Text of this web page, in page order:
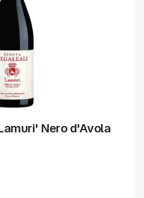
Nero d'Avola